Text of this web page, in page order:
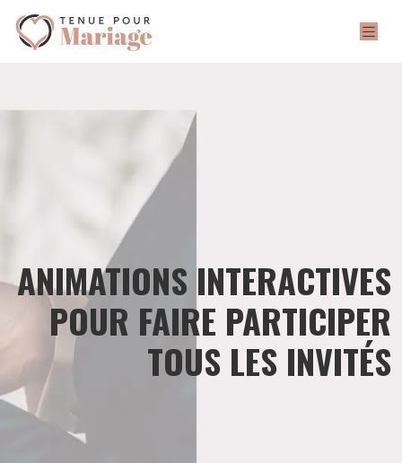
ANIMATIONS INTERACTIVES
POUR FAIRE PARTICIPER
TOUS LES INVITÉS